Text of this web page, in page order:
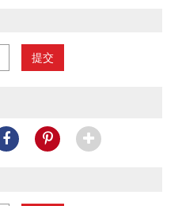
提交